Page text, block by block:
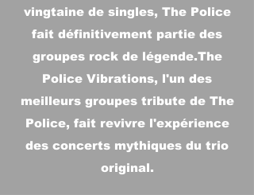
vingtaine de singles, The Police
fait définitivement partie des
groupes rock de légende.The
Police Vibrations, l'un des
meilleurs groupes tribute de The
Police, fait revivre l'expérience
des concerts mythiques du trio
original.